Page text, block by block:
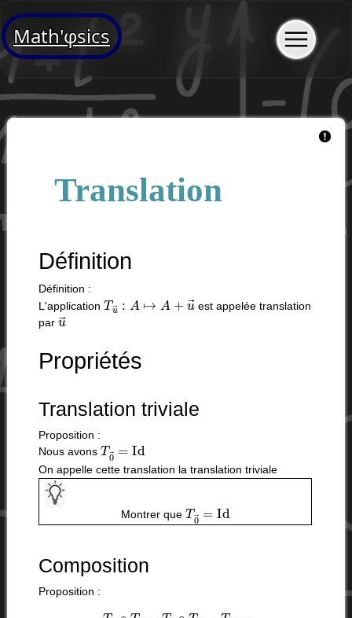
Math'φsics
Translation
Définition
Définition :
L'application Tu A + → est appelée translation
par u→
Propriétés
Translation triviale
Proposition :
Nous avons T0 =Id
On appelle cette translation la translation triviale
Montrer que T0 =Id
Composition
Proposition :
∘T v→= Tv→ ∘Tu →= Tu